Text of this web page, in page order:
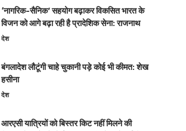
‘नागरिक-सैनिक’ सहयोग बढ़ाकर विकसित भारत के
विजन को आगे बढ़ा रही है प्रादेशिक सेना: राजनाथ
देश
बंगलादेश लौटूंगी चाहे चुकानी पड़े कोई भी कीमत: शेख
हसीना
देश
आरएसी यात्रियों को बिस्तर किट नहीं मिलने की